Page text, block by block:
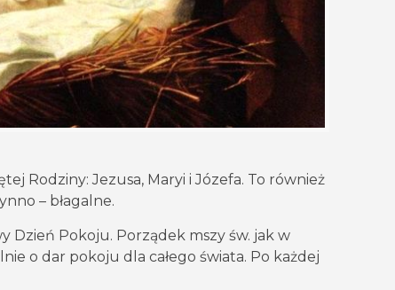
Rodziny: Jezusa, Maryi i Józefa. To również
– błagalne.
Dzień Pokoju. Porządek mszy św. jak w
o dar pokoju dla całego świata. Po każdej